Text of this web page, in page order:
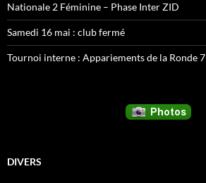
Nationale 2 Féminine – Phase Inter ZID
Samedi 16 mai : club fermé
Tournoi interne : Appariements de la Ronde 7
DIVERS